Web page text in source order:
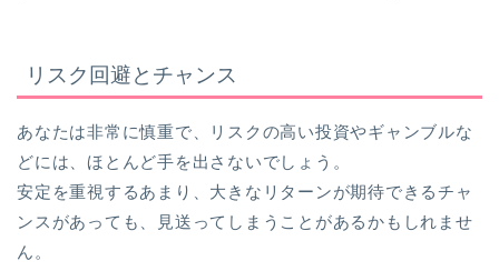
リスク回避とチャンス
あなたは非常に慎重で、リスクの高い投資やギャンブルな
どには、ほとんど手を出さないでしょう。
安定を重視するあまり、大きなリターンが期待できるチャ
ンスがあっても、見送ってしまうことがあるかもしれませ
ん。